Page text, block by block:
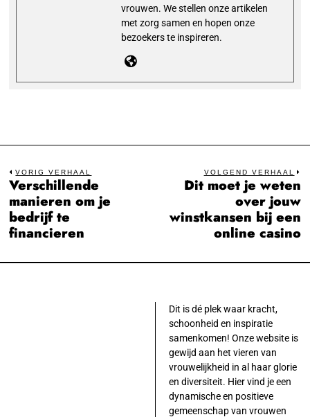
vrouwen. We stellen onze artikelen
met zorg samen en hopen onze
bezoekers te inspireren.
Bericht
navigatie
VORIG VERHAAL
Previous
post:
Verschillende
manieren om je
bedrijf te
financieren
VOLGEND VERHAAL
Dit moet je weten
over jouw
winstkansen bij een
online casino
Dit is dé plek waar kracht,
schoonheid en inspiratie
samenkomen! Onze website is
gewijd aan het vieren van
vrouwelijkheid in al haar glorie
en diversiteit. Hier vind je een
dynamische en positieve
gemeenschap van vrouwen